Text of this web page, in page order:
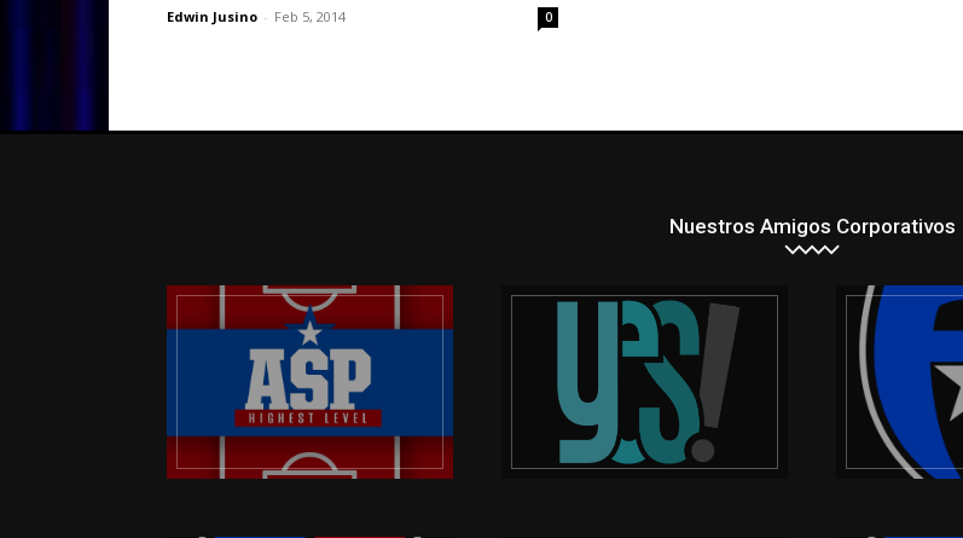
Edwin Jusino - Feb 5, 2014 0
Nuestros Amigos Corporativos